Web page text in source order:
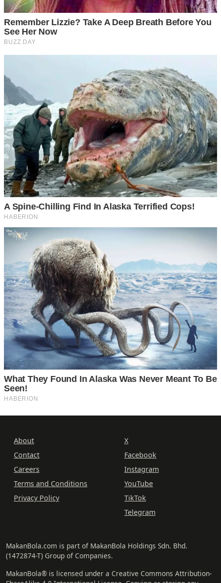
About
Contact
Careers
Terms and Conditions
Privacy Policy
X
Facebook
Instagram
YouTube
TikTok
Telegram
MakanBola.com is part of MakanBola Holdings Sdn. Bhd.
(1472874-T) Group of Companies.
MakanBola® is licensed under a Creative Commons Attribution-